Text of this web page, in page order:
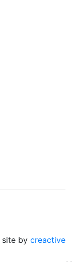
site by creactive